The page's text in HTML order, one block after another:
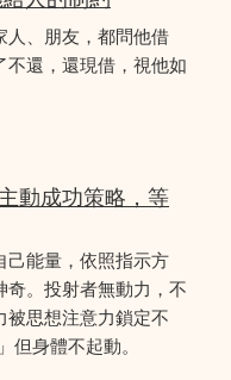
人、朋友，都問他借
還，還現借，視他如
動成功策略，等
己能量，依照指示方
。投射者無動力，不
被思想注意力鎖定不
身體不起動。